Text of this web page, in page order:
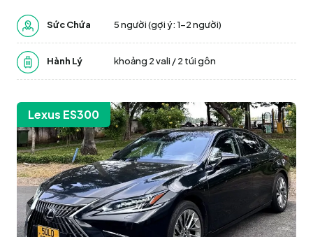
Sức Chứa 5 người (gợi ý: 1–2 người)
Hành Lý khoảng 2 vali / 2 túi gôn
Lexus ES300